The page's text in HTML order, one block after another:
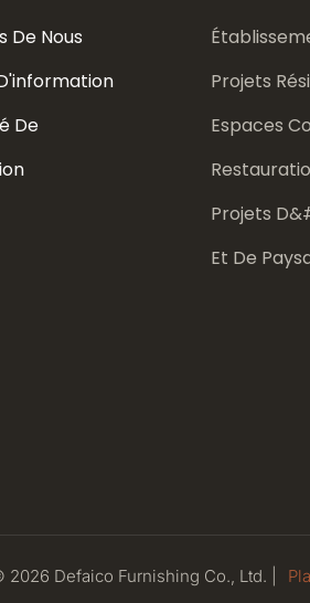
De Nous
De
Projets
Espaces
Projets
Et De
Defaico Furnishing Co., Ltd. |